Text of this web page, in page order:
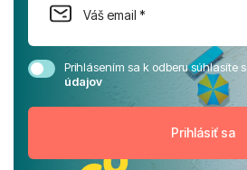
Prihlásením sa k odberu súhlasíte s
údajov